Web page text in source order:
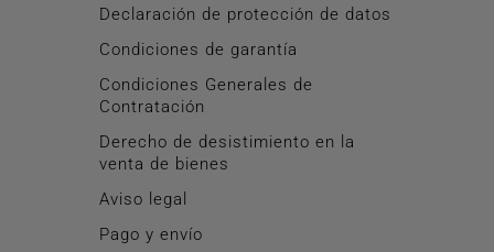
Declaración de protección de datos
Condiciones de garantía
Condiciones Generales de
Contratación
Derecho de desistimiento en la
venta de bienes
Aviso legal
Pago y envío